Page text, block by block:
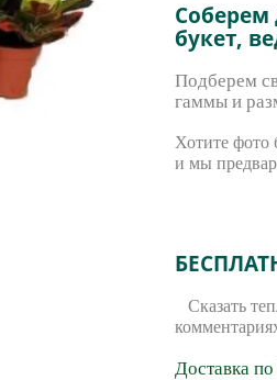
букет,
Подберем
гаммы и
Хотите фото
и мы
Сказать
Доставка